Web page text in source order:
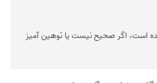
است، اگر صحیح نیست یا توهین آمیز